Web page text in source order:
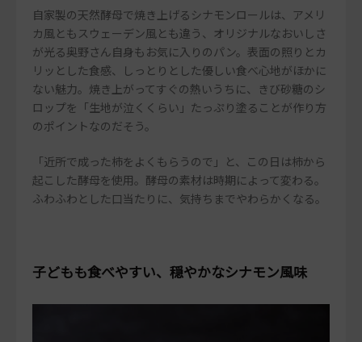
自家製の天然酵母で焼き上げるシナモンロールは、アメリ
カ風ともスウェーデン風とも違う、オリジナルなおいしさ
が光る奥野さん自身もお気に入りのパン。表面の照りとカ
リッとした食感、しっとりとした優しい食べ心地がほかに
ない魅力。焼き上がってすぐの熱いうちに、きび砂糖のシ
ロップを「生地が泣くくらい」たっぷり塗ることが作り方
のポイントなのだそう。
「近所で成った柿をよくもらうので」と、この日は柿から
起こした酵母を使用。酵母の素材は時期によって変わる。
ふわふわとした口当たりに、気持ちまでやわらかくなる。
子どもも食べやすい、穏やかなシナモン風味